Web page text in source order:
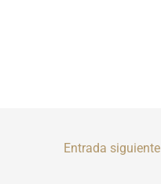
Entrada siguiente